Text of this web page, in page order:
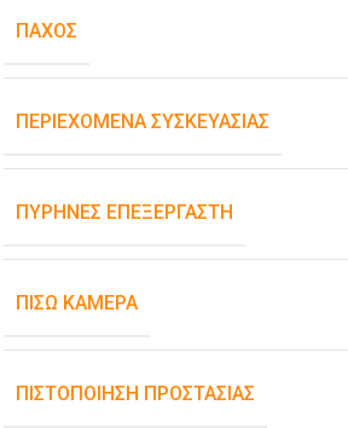
ΠΆΧΟΣ
ΠΕΡΙΕΧΌΜΕΝΑ ΣΥΣΚΕΥΑΣΊΑΣ
ΠΥΡΉΝΕΣ ΕΠΕΞΕΡΓΑΣΤΉ
ΠΊΣΩ ΚΆΜΕΡΑ
ΠΙΣΤΟΠΟΊΗΣΗ ΠΡΟΣΤΑΣΊΑΣ